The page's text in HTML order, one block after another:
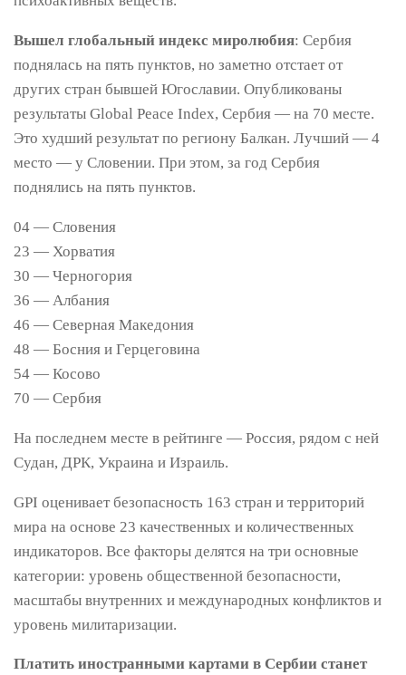
Вышел глобальный индекс миролюбия: Сербия
поднялась на пять пунктов, но заметно отстает от
других стран бывшей Югославии. Опубликованы
результаты Global Peace Index, Сербия — на 70 месте.
Это худший результат по региону Балкан. Лучший — 4
место — у Словении. При этом, за год Сербия
поднялись на пять пунктов.
04 — Словения
23 — Хорватия
30 — Черногория
36 — Албания
46 — Северная Македония
48 — Босния и Герцеговина
54 — Косово
70 — Сербия
На последнем месте в рейтинге — Россия, рядом с ней
Судан, ДРК, Украина и Израиль.
GPI оценивает безопасность 163 стран и территорий
мира на основе 23 качественных и количественных
индикаторов. Все факторы делятся на три основные
категории: уровень общественной безопасности,
масштабы внутренних и международных конфликтов и
уровень милитаризации.
Платить иностранными картами в Сербии станет